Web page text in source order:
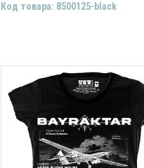
Код товара: 8500125-black